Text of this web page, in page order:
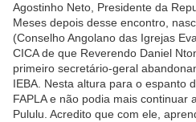
Agostinho Neto, Presidente da
Meses depois desse encontro,
(Conselho Angolano das Igrejas
CICA de que Reverendo Daniel
primeiro secretário-geral
IEBA. Nesta altura para o espanto
FAPLA e não podia mais continuar
Pululu. Acredito que com ele,